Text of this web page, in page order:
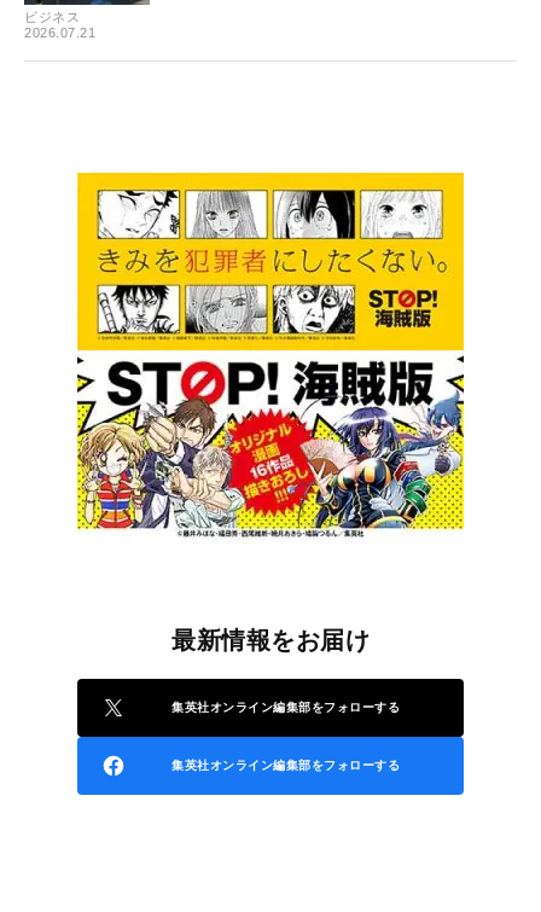
ビジネス
2026.07.21
最新情報をお届け
集英社オンライン編集部をフォローする
集英社オンライン編集部をフォローする